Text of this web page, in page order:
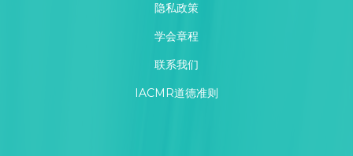
隐私政策
学会章程
联系我们
IACMR道德准则